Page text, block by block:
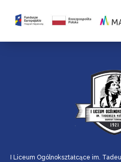
I Liceum Ogólnokształcące im.